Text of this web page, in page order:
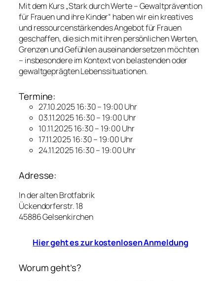
Mit dem Kurs „Stark durch Werte – Gewaltprävention
für Frauen und ihre Kinder“ haben wir ein kreatives
und ressourcenstärkendes Angebot für Frauen
geschaffen, die sich mit ihren persönlichen Werten,
Grenzen und Gefühlen auseinandersetzen möchten
– insbesondere im Kontext von belastenden oder
gewaltgeprägten Lebenssituationen.
Termine:
27.10.2025 16:30 – 19:00 Uhr
03.11.2025 16:30 – 19:00 Uhr
10.11.2025 16:30 – 19:00 Uhr
17.11.2025 16:30 – 19:00 Uhr
24.11.2025 16:30 – 19:00 Uhr
Adresse:
In der alten Brotfabrik
Ückendorferstr. 18
45886 Gelsenkirchen
Hier geht es zur kostenlosen Anmeldung
Worum geht’s?